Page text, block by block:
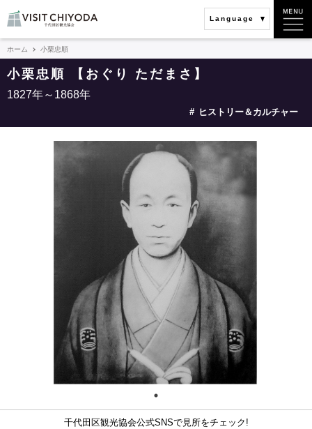
Language
ホーム 小栗忠順
小栗忠順 【おぐり ただまさ】
1827年～1868年
ヒストリー＆カルチャー
千代田区観光協会公式SNSで見所をチェック!